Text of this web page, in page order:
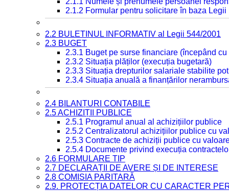
2.1.2 Formular pentru solicitare în baza Legii
2.2 BULETINUL INFORMATIV al Legii 544/2001
2.3 BUGET
2.3.1 Buget pe surse financiare (începând
2.3.2 Situația plăților (execuția bugetară)
2.3.3 Situația drepturilor salariale stabilite
2.3.4 Situația anuală a finanțărilor
2.4 BILANȚURI CONTABILE
2.5 ACHIZIȚII PUBLICE
2.5.1 Programul anual al achizițiilor publice
2.5.2 Centralizatorul achizițiilor publice cu
2.5.3 Contracte de achiziții publice cu
2.5.4 Documente privind execuția
2.6 FORMULARE TIP
2.7 DECLARAȚII DE AVERE ȘI DE INTERESE
2.8 COMISIA PARITARĂ
2.9. PROTECȚIA DATELOR CU CARACTER